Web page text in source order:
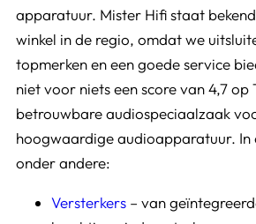
apparatuur. Mister Hifi staat
winkel in de regio, omdat we
topmerken en een goede service
niet voor niets een score van 4,7 op
betrouwbare audiospeciaalzaak
hoogwaardige audioapparatuur. In
onder andere:
Versterkers – van